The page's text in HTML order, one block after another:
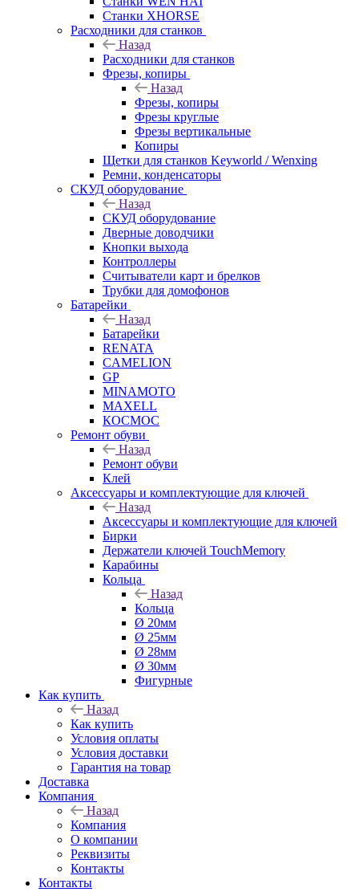
Станки XHORSE
Расходники для станков
Назад
Расходники для станков
Фрезы, копиры
Назад
Фрезы, копиры
Фрезы круглые
Фрезы вертикальные
Копиры
Щетки для станков Keyworld / Wenxing
Ремни, конденсаторы
СКУД оборудование
Назад
СКУД оборудование
Дверные доводчики
Кнопки выхода
Контроллеры
Считыватели карт и брелков
Трубки для домофонов
Батарейки
Назад
Батарейки
RENATA
CAMELION
GP
MINAMOTO
MAXELL
КОСМОС
Ремонт обуви
Назад
Ремонт обуви
Клей
Аксессуары и комплектующие для ключей
Назад
Аксессуары и комплектующие для ключей
Бирки
Держатели ключей TouchMemory
Карабины
Кольца
Назад
Кольца
Ø 20мм
Ø 25мм
Ø 28мм
Ø 30мм
Фигурные
Как купить
Назад
Как купить
Условия оплаты
Условия доставки
Гарантия на товар
Доставка
Компания
Назад
Компания
О компании
Реквизиты
Контакты
Контакты